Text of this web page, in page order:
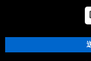
FW［VANQUISH］対応
【シマノ】12-13ヴァン
対応 カスタムパーツ